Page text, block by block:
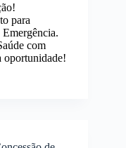
para
com
oportunidade!